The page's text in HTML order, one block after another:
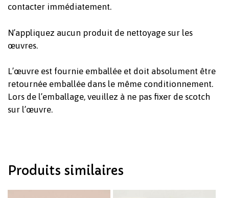
Votre panier est vide.
Revenir à l'Artotek
contacter immédiatement.
N’appliquez aucun produit de nettoyage sur les
œuvres.
L’œuvre est fournie emballée et doit absolument être
retournée emballée dans le même conditionnement.
Lors de l’emballage, veuillez à ne pas fixer de scotch
sur l’œuvre.
Produits similaires